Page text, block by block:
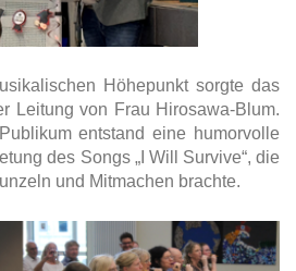
Höhepunkt sorgte das
Leitung von Frau Hirosawa-Blum.
entstand eine humorvolle
des Songs „I Will Survive“, die
und Mitmachen brachte.